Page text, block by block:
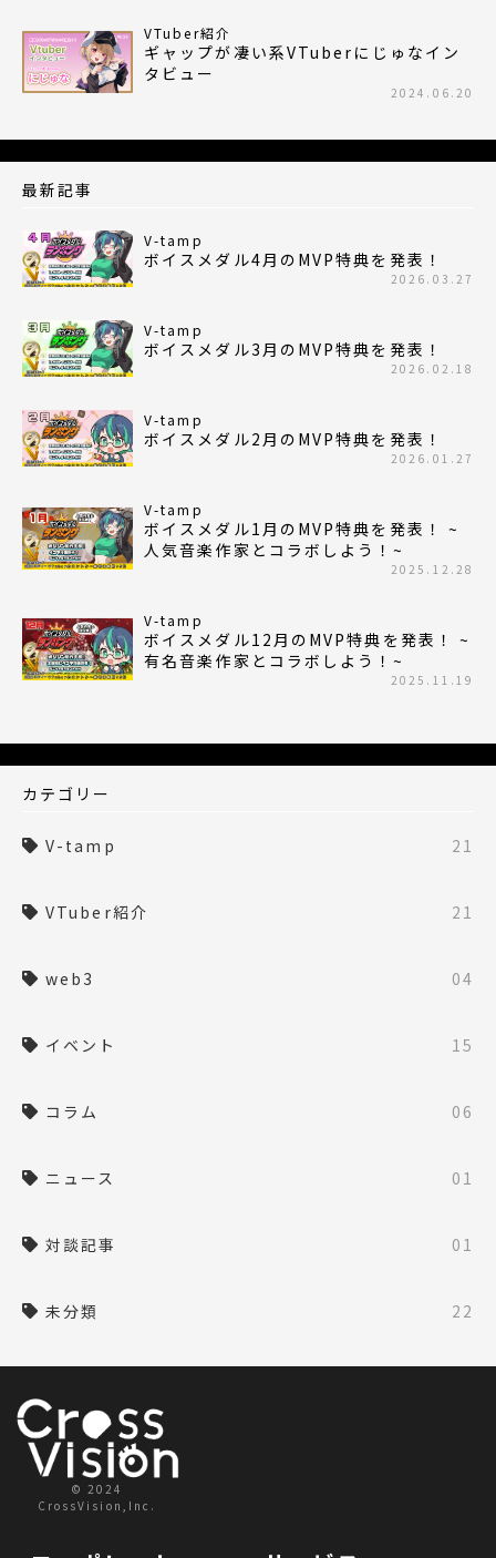
VTuber紹介
ギャップが凄い系VTuberにじゅなイン
タビュー
2024.06.20
最新記事
V-tamp
ボイスメダル4月のMVP特典を発表！
2026.03.27
V-tamp
ボイスメダル3月のMVP特典を発表！
2026.02.18
V-tamp
ボイスメダル2月のMVP特典を発表！
2026.01.27
V-tamp
ボイスメダル1月のMVP特典を発表！ ~
人気音楽作家とコラボしよう！~
2025.12.28
V-tamp
ボイスメダル12月のMVP特典を発表！ ~
有名音楽作家とコラボしよう！~
2025.11.19
カテゴリー
V-tamp 21
VTuber紹介 21
web3 04
イベント 15
コラム 06
ニュース 01
対談記事 01
未分類 22
© 2024
CrossVision,Inc.